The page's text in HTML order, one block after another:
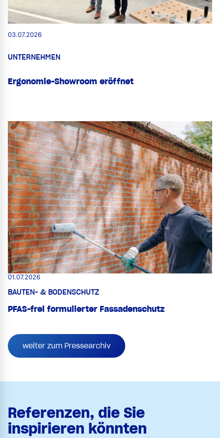
UNTERNEHMEN
Ergonomie-Showroom eröffnet
03.07.2026
BAUTEN- & BODENSCHUTZ
PFAS-frei formulierter Fassadenschutz
01.07.2026
weiter zum Pressearchiv
Referenzen, die Sie
inspirieren könnten